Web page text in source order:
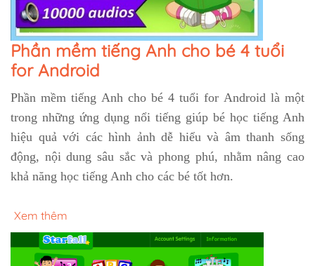
Phần mềm tiếng Anh cho bé 4 tuổi
for Android
Phần mềm tiếng Anh cho bé 4 tuổi for Android là một
trong những ứng dụng nổi tiếng giúp bé học tiếng Anh
hiệu quả với các hình ảnh dễ hiểu và âm thanh sống
động, nội dung sâu sắc và phong phú, nhằm nâng cao
khả năng học tiếng Anh cho các bé tốt hơn.
Xem thêm